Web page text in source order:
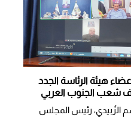
هيئة الرئاسة الجدد
شعب الجنوب العربي
الزُبيدي، رئيس المجلس